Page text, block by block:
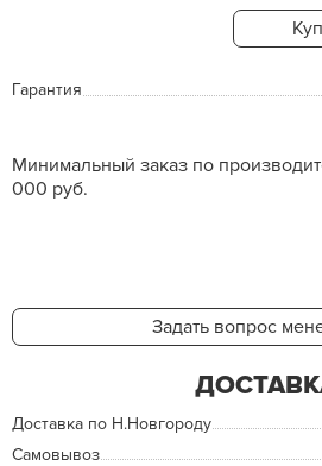
Гарантия
Минимальный заказ по
000 руб.
Задать вопрос
Доставка по Н.Новгороду
Самовывоз